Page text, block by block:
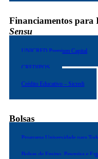
Financiamentos para
Sensu
UNICRED Premium Capital
CREDIPOS
Crédito Educativo – Sicredi
Bolsas
Programa Universidade para
Bolsas de Ensino, Pesquisa e